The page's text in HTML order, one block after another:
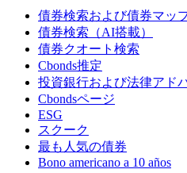
債券検索および債券マッ
債券検索（AI搭載）
債券クオート検索
Cbonds推定
投資銀行および法律アド
Cbondsページ
ESG
スクーク
最も人気の債券
Bono americano a 10 años